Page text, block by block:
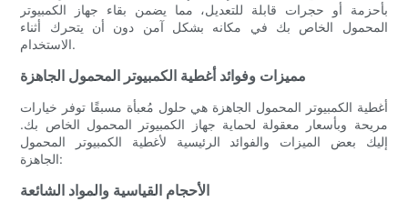
بأحزمة أو حجرات قابلة للتعديل، مما يضمن بقاء جهاز الكمبيوتر
المحمول الخاص بك في مكانه بشكل آمن دون أن يتحرك أثناء
الاستخدام.
مميزات وفوائد أغطية الكمبيوتر المحمول الجاهزة
أغطية الكمبيوتر المحمول الجاهزة هي حلول مُعبأة مسبقًا توفر خيارات
مريحة وبأسعار معقولة لحماية جهاز الكمبيوتر المحمول الخاص بك.
إليك بعض الميزات والفوائد الرئيسية لأغطية الكمبيوتر المحمول
الجاهزة:
الأحجام القياسية والمواد الشائعة